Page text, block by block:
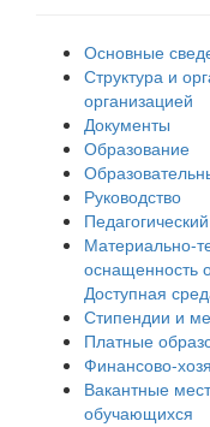
Основные
Структура и
организацией
Документы
Образование
Руководство
Материально-
оснащенность
Доступная
Стипендии и
Платные
Финансово-
Вакантные
обучающихся